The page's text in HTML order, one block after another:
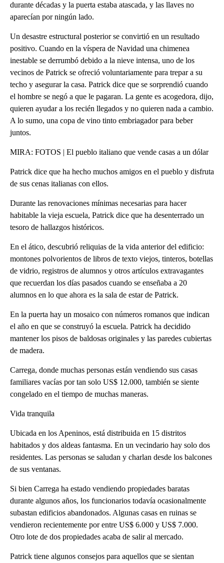
durante décadas y la puerta estaba atascada, y las llaves no
aparecían por ningún lado.
Un desastre estructural posterior se convirtió en un resultado
positivo. Cuando en la víspera de Navidad una chimenea
inestable se derrumbó debido a la nieve intensa, uno de los
vecinos de Patrick se ofreció voluntariamente para trepar a su
techo y asegurar la casa. Patrick dice que se sorprendió cuando
el hombre se negó a que le pagaran. La gente es acogedora, dijo,
quieren ayudar a los recién llegados y no quieren nada a cambio.
A lo sumo, una copa de vino tinto embriagador para beber
juntos.
MIRA: FOTOS | El pueblo italiano que vende casas a un dólar
Patrick dice que ha hecho muchos amigos en el pueblo y disfruta
de sus cenas italianas con ellos.
Durante las renovaciones mínimas necesarias para hacer
habitable la vieja escuela, Patrick dice que ha desenterrado un
tesoro de hallazgos históricos.
En el ático, descubrió reliquias de la vida anterior del edificio:
montones polvorientos de libros de texto viejos, tinteros, botellas
de vidrio, registros de alumnos y otros artículos extravagantes
que recuerdan los días pasados cuando se enseñaba a 20
alumnos en lo que ahora es la sala de estar de Patrick.
En la puerta hay un mosaico con números romanos que indican
el año en que se construyó la escuela. Patrick ha decidido
mantener los pisos de baldosas originales y las paredes cubiertas
de madera.
Carrega, donde muchas personas están vendiendo sus casas
familiares vacías por tan solo US$ 12.000, también se siente
congelado en el tiempo de muchas maneras.
Vida tranquila
Ubicada en los Apeninos, está distribuida en 15 distritos
habitados y dos aldeas fantasma. En un vecindario hay solo dos
residentes. Las personas se saludan y charlan desde los balcones
de sus ventanas.
Si bien Carrega ha estado vendiendo propiedades baratas
durante algunos años, los funcionarios todavía ocasionalmente
subastan edificios abandonados. Algunas casas en ruinas se
vendieron recientemente por entre US$ 6.000 y US$ 7.000.
Otro lote de dos propiedades acaba de salir al mercado.
Patrick tiene algunos consejos para aquellos que se sientan